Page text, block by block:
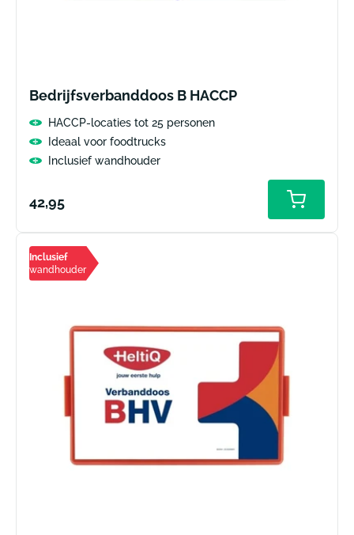
Bedrijfsverbanddoos B HACCP
HACCP-locaties tot 25 personen
Ideaal voor foodtrucks
Inclusief wandhouder
Normale
42,95
Inclusief
wandhouder